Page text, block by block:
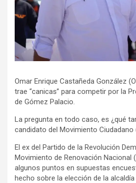
Omar Enrique Castañeda González
trae “canicas” para competir por la
de Gómez Palacio.
La pregunta en todo caso, es ¿qué
candidato del Movimiento Ciudadano
El ex del Partido de la Revolución
Movimiento de Renovación Nacional
algunos puntos en supuestas
hecho sobre la elección de la